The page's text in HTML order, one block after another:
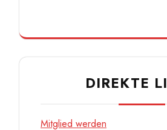
DIREKTE
Mitglied werden